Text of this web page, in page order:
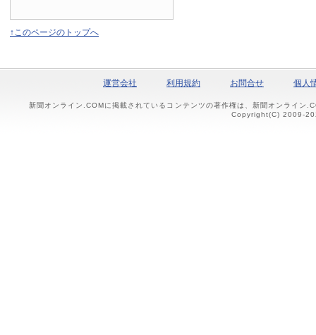
↑このページのトップへ
運営会社 利用規約 お問合せ 個人
新聞オンライン.COMに掲載されているコンテンツの著作権は、新聞オンライン
Copyright(C) 2009-